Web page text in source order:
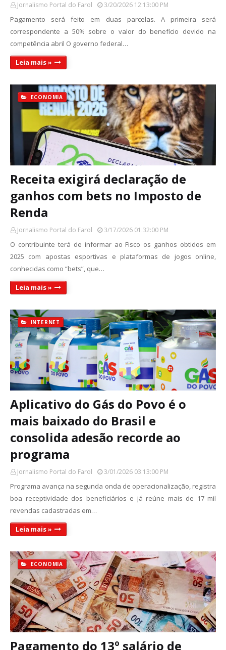
Jornalismo Portal do Farol 3/20/2026 12:13:00 PM
Pagamento será feito em duas parcelas. A primeira será
correspondente a 50% sobre o valor do benefício devido na
competência abril O governo federal…
Leia mais »
ECONOMIA
Receita exigirá declaração de
ganhos com bets no Imposto de
Renda
Jornalismo Portal do Farol 3/17/2026 01:32:00 PM
O contribuinte terá de informar ao Fisco os ganhos obtidos em
2025 com apostas esportivas e plataformas de jogos online,
conhecidas como “bets”, que…
Leia mais »
INTERNET
Aplicativo do Gás do Povo é o
mais baixado do Brasil e
consolida adesão recorde ao
programa
Jornalismo Portal do Farol 3/01/2026 03:13:00 PM
Programa avança na segunda onda de operacionalização, registra
boa receptividade dos beneficiários e já reúne mais de 17 mil
revendas cadastradas em…
Leia mais »
ECONOMIA
Pagamento do 13º salário de